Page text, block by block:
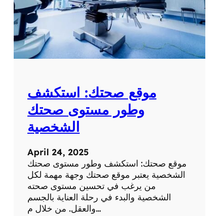
موقع صحتك: استكشف
وطور مستوى صحتك
الشخصية
April 24, 2025
موقع صحتك: استكشف وطور مستوى صحتك
الشخصية يعتبر موقع صحتك وجهة مهمة لكل
من يرغب في تحسين مستوى صحته
الشخصية والبدء في رحلة العناية بالجسم
والعقل. من خلال م…